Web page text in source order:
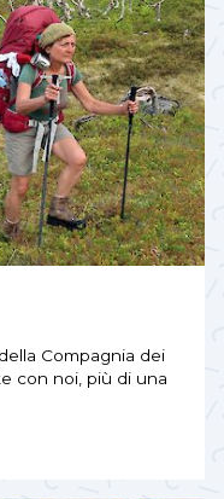
Compagnia dei
con noi, più di una